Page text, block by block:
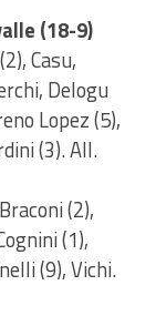
(18-9)
Casu,
Delogu
Lopez (5),
(3). All.
(2),
(1),
(9), Vichi.